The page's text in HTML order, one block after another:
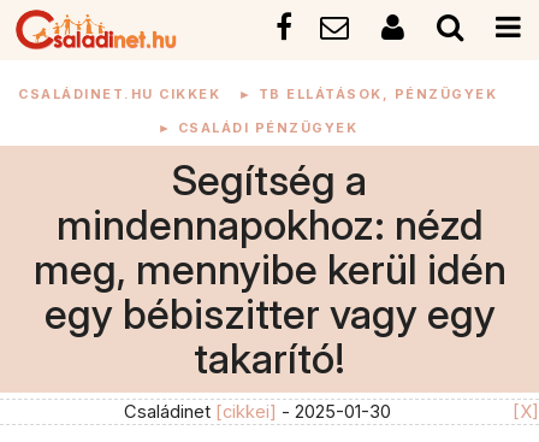
CSALÁDINET.HU CIKKEK ► TB ELLÁTÁSOK, PÉNZÜGYEK
► CSALÁDI PÉNZÜGYEK
Segítség a
mindennapokhoz: nézd
meg, mennyibe kerül idén
egy bébiszitter vagy egy
takarító!
Családinet [cikkei] - 2025-01-30 [X]